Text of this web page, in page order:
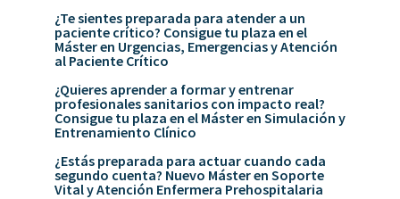
¿Te sientes preparada para atender a un
paciente crítico? Consigue tu plaza en el
Máster en Urgencias, Emergencias y Atención
al Paciente Crítico
¿Quieres aprender a formar y entrenar
profesionales sanitarios con impacto real?
Consigue tu plaza en el Máster en Simulación y
Entrenamiento Clínico
¿Estás preparada para actuar cuando cada
segundo cuenta? Nuevo Máster en Soporte
Vital y Atención Enfermera Prehospitalaria